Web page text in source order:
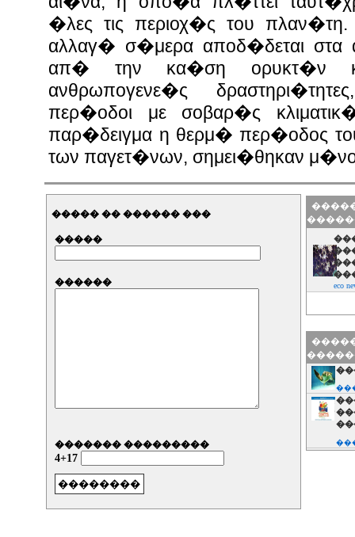
�λες τις περιοχ�ς του πλαν�τη.
αλλαγ� σ�μερα αποδ�δεται στα
απ� την κα�ση ορυκτ�ν
ανθρωπογενε�ς
περ�οδοι με σοβαρ�ς
παρ�δειγμα η θερμ� περ�οδος
των παγετ�νων, σημει�θηκαν
����� �� ������ ���
�����
������
������� ���������
4+17
eco